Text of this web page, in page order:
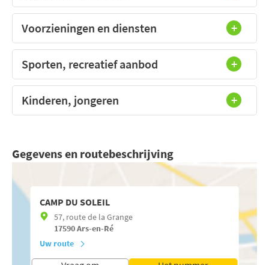
Voorzieningen en diensten
Sporten, recreatief aanbod
Kinderen, jongeren
Gegevens en routebeschrijving
CAMP DU SOLEIL
57, route de la Grange
17590Ars-en-Ré
Uw route